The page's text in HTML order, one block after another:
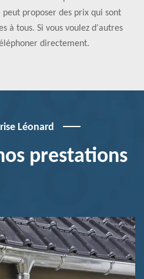
proposer des prix qui sont
à tous. Si vous voulez d'autres
directement.
Léonard
prestations